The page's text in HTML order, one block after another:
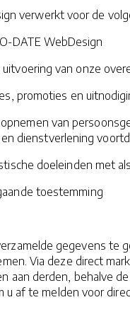
verwerkt voor de
DATE WebDesign
van onze
promoties en
van
dienstverlening
doeleinden met
toestemming
gegevens
Via deze direct
derden, behalve
af te melden voor